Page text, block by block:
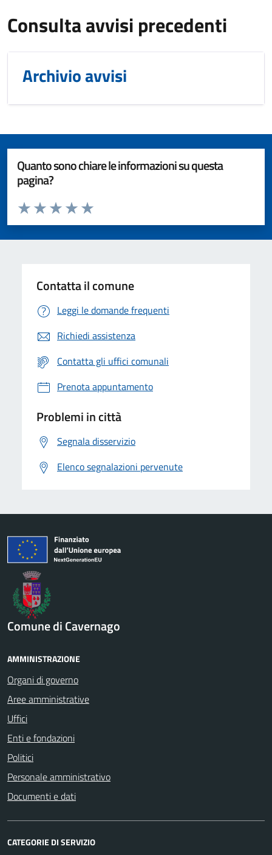
Consulta avvisi precedenti
Archivio avvisi
Quanto sono chiare le informazioni su questa
pagina?
Valuta da 1 a 5 stelle la pagina
Valuta 5 stelle su 5
Valuta 4 stelle su 5
Valuta 3 stelle su 5
Valuta 2 stelle su 5
Valuta 1 stelle su 5
Contatta il comune
Leggi le domande frequenti
Richiedi assistenza
Contatta gli uffici comunali
Prenota appuntamento
Problemi in città
Segnala disservizio
Elenco segnalazioni pervenute
Comune di Cavernago
AMMINISTRAZIONE
Organi di governo
Aree amministrative
Uffici
Enti e fondazioni
Politici
Personale amministrativo
Documenti e dati
CATEGORIE DI SERVIZIO